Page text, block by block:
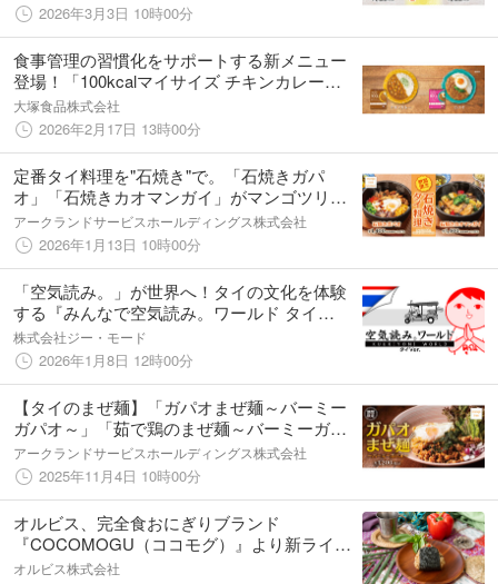
2026年3月3日 10時00分
食事管理の習慣化をサポートする新メニュー
登場！「100kcalマイサイズ チキンカレー」
「100kcalマイサイズ ガパオ」
大塚食品株式会社
2026年2月17日 13時00分
定番タイ料理を"石焼き"で。「石焼きガパ
オ」「石焼きカオマンガイ」がマンゴツリー
キッチンに期間限定で登場！
アークランドサービスホールディングス株式会社
2026年1月13日 10時00分
「空気読み。」が世界へ！タイの文化を体験
する『みんなで空気読み。ワールド タイ
Ver.』Steam版、2026年1月13日(火)配信決
定！「タイ風診断結果」「タイ文化ガイド」
の情報も初公開
株式会社ジー・モード
2026年1月8日 12時00分
【タイのまぜ麺】「ガパオまぜ麺～バーミー
ガパオ～」「茹で鶏のまぜ麺～バーミーガイ
～」マンゴツリーカフェ・キッチンに新登
場！
アークランドサービスホールディングス株式会社
2025年11月4日 10時00分
オルビス、完全食おにぎりブランド
『COCOMOGU（ココモグ）』より新ライン
ナップ「ごろごろ旨み鶏とフレッシュバジル
オルビス株式会社